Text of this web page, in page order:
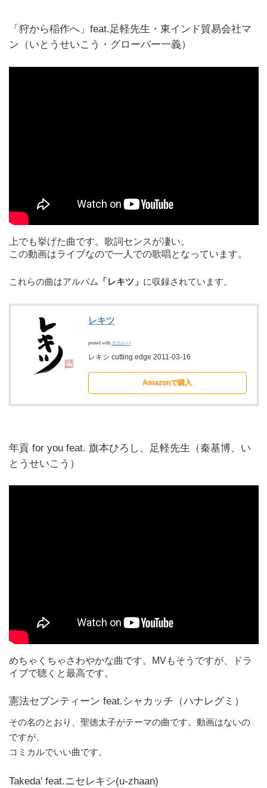
「狩から稲作へ」feat.足軽先生・東インド貿易会社マ
ン（いとうせいこう・グローバー一義）
上でも挙げた曲です。歌詞センスが凄い。
この動画はライブなので一人での歌唱となっています。
これらの曲はアルバム 「レキツ」 に収録されています。
レキツ
posted with カエレバ
レキシ cutting edge 2011-03-16
Amazonで購入
年貢 for you feat. 旗本ひろし、足軽先生（秦基博、い
とうせいこう）
めちゃくちゃさわやかな曲です。MVもそうですが、ドラ
イブで聴くと最高です。
憲法セブンティーン feat.シャカッチ（ハナレグミ）
その名のとおり、聖徳太子がテーマの曲です。動画はないの
ですが、
コミカルでいい曲です。
Takeda' feat.ニセレキシ(u-zhaan)